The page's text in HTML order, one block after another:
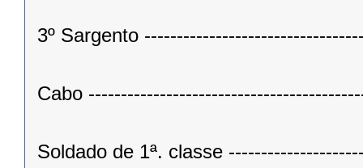
3º Sargento
Cabo
Soldado de 1ª. classe